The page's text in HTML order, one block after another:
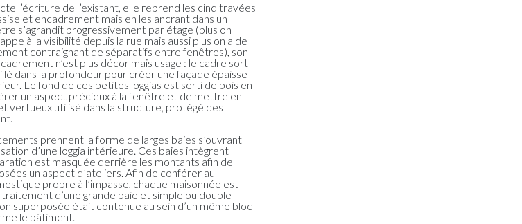
l’écriture de l’existant, elle reprend les cinq travées
et encadrement mais en les ancrant dans un
s’agrandit progressivement par étage (plus on
à la visibilité depuis la rue mais aussi plus on a de
contraignant de séparatifs entre fenêtres), son
n’est plus décor mais usage : le cadre sort
dans la profondeur pour créer une façade épaisse
Le fond de ces petites loggias est serti de bois en
un aspect précieux à la fenêtre et de mettre en
vertueux utilisé dans la structure, protégé des
prennent la forme de larges baies s’ouvrant
d’une loggia intérieure. Ces baies intègrent
est masquée derrière les montants afin de
un aspect d’ateliers. Afin de conférer au
propre à l’impasse, chaque maisonnée est
d’une grande baie et simple ou double
superposée était contenue au sein d’un même bloc
le bâtiment.